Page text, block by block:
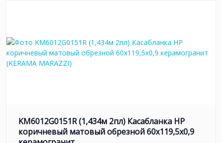
KM6012G0151R (1,434м 2пл) Касабланка HP
коричневый матовый обрезной 60x119,5x0,9